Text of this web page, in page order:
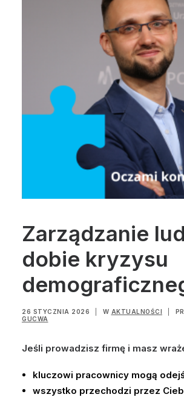
Zarządzanie
dobie kryzysu
26 STYCZNIA 2026 W AKTUALNOŚCI
GUCWA
Jeśli prowadzisz firmę i masz
kluczowi pracownicy mogą
wszystko przechodzi przez